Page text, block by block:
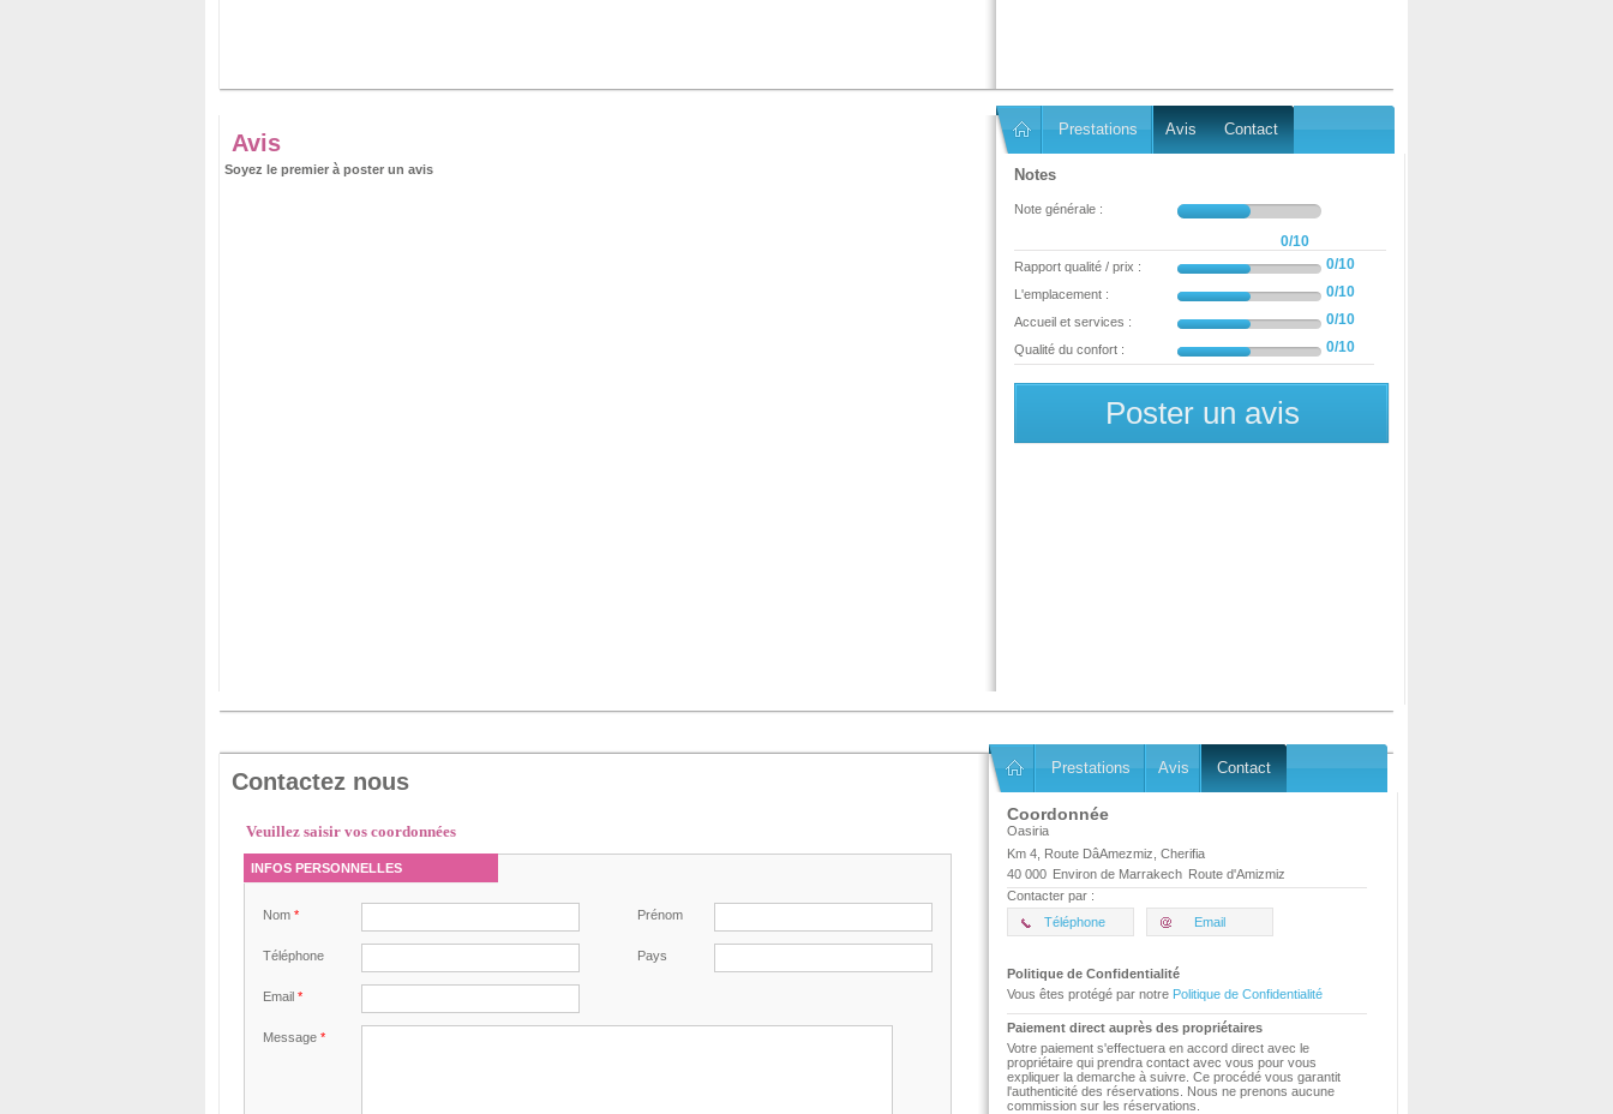
Avis
Soyez le premier à poster un avis
Prestations Avis Contact
Notes
Note générale :
0/10
Rapport qualité / prix : 0/10
L'emplacement : 0/10
Accueil et services : 0/10
Qualité du confort : 0/10
Poster un avis
Contactez nous
Veuillez saisir vos coordonnées
INFOS PERSONNELLES
Nom * Prénom
Téléphone Pays
Email *
Message *
Prestations Avis Contact
Coordonnée
Oasiria
Km 4, Route DâAmezmiz, Cherifia
40 000 Environ de Marrakech Route d'Amizmiz
Contacter par :
Téléphone
Email
Politique de Confidentialité
Vous êtes protégé par notre Politique de Confidentialité
Paiement direct auprès des propriétaires
Votre paiement s'effectuera en accord direct avec le
propriétaire qui prendra contact avec vous pour vous
expliquer la demarche à suivre. Ce procédé vous garantit
l'authenticité des réservations. Nous ne prenons aucune
commission sur les réservations.